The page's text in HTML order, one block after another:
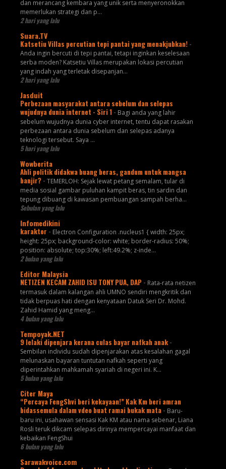
dan merancang kembara yang unik serta menyeronokkan
memerlukan strategi dan p...
2 hari yang lalu
Suara.TV
Katsetiu Villas percutian tepi pantai yang menakjubkan! -
Anda ingin bercuti di tepi pantai, tetapi inginkan keselesaan
serba moden? Katsetiu Villas merupakan lokasi percutian
yang indah yang terletak disepanjan...
2 hari yang lalu
Jasduit
Perbezaan masyarakat antara sebelum dan selepas
wujudnya dunia internet - Siri 1 - Bagi anda yang lahir
sebelum wujudnya dunia cyber internet, tentu dapat rasakan
perbezaan antara dunia sebelum dan selepas adanya
teknologi tersebut. Saya ...
5 hari yang lalu
Wowberita
Ahli politik didakwa buang beras, gandum untuk mangsa
banjir? - TEMERLOH: Sejak lewat petang semalam, tular di
media sosial gambar puluhan kampit beras, tin sardin dan
tepung dibuang di kawasan pembuangan sampah berha...
Sebulan yang lalu
Infomedikini
karaktor - Electron Configuration .nucleus1 { width: 25px;
height: 25px; background-color: white; border-radius: 50%;
position: absolute; top:30%; left:49.2%; z-inde...
2 bulan yang lalu
Editor Malaysia
NETIZEN KECAM ZAHID ISU TONY PUA, DAP - Rata-rata netizen
termasuk dalam kalangan ahli UMNO sendiri mengkritik dan
tidak berpuas hati dengan kenyataan Datuk Seri Dr. Mohd.
Zahid Hamid yang meng...
4 bulan yang lalu
Tempoyak.NET
9 lelaki dipenjara kerana culas bayar nafkah anak -
Sembilan individu sudah dipenjarakan atas kesalahan gagal
melunaskan bayaran tuntutan nafkah seperti yang
diperintahkan mahkamah syariah di negeri ini. K...
5 bulan yang lalu
Citer Maya
“Percaya FengShvi beri kekayaan!” Kak Km beri amran
bidassemula dalam vdeo buat ramai bukak mata - Baru-
baru ini, usahawan sensasi Kak KM atau nama sebenar, Liana
Rosli teruk dikcam selepas dirinya mempercayai manfaat dan
kebaikan FengShui
6 bulan yang lalu
Sarawakvoice.com